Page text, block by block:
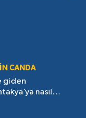
CANDA
giden
nasıl